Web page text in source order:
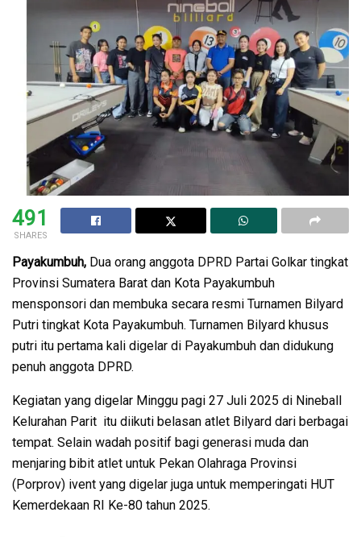
491
SHARES
Payakumbuh, Dua orang anggota DPRD Partai Golkar tingkat
Provinsi Sumatera Barat dan Kota Payakumbuh
mensponsori dan membuka secara resmi Turnamen Bilyard
Putri tingkat Kota Payakumbuh. Turnamen Bilyard khusus
putri itu pertama kali digelar di Payakumbuh dan didukung
penuh anggota DPRD.
Kegiatan yang digelar Minggu pagi 27 Juli 2025 di Nineball
Kelurahan Parit itu diikuti belasan atlet Bilyard dari berbagai
tempat. Selain wadah positif bagi generasi muda dan
menjaring bibit atlet untuk Pekan Olahraga Provinsi
(Porprov) ivent yang digelar juga untuk memperingati HUT
Kemerdekaan RI Ke-80 tahun 2025.